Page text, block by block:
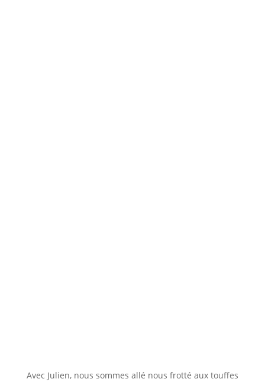
Avec Julien, nous sommes allé nous frotté aux touffes